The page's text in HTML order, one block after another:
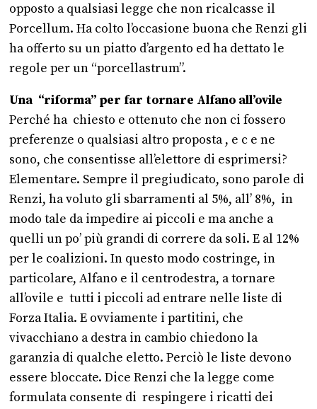
opposto a qualsiasi legge che non ricalcasse il
Porcellum. Ha colto l’occasione buona che Renzi gli
ha offerto su un piatto d’argento ed ha dettato le
regole per un “porcellastrum”.
Una “riforma” per far tornare Alfano all’ovile
Perché ha chiesto e ottenuto che non ci fossero
preferenze o qualsiasi altro proposta , e c e ne
sono, che consentisse all’elettore di esprimersi?
Elementare. Sempre il pregiudicato, sono parole di
Renzi, ha voluto gli sbarramenti al 5%, all’ 8%, in
modo tale da impedire ai piccoli e ma anche a
quelli un po’ più grandi di correre da soli. E al 12%
per le coalizioni. In questo modo costringe, in
particolare, Alfano e il centrodestra, a tornare
all’ovile e tutti i piccoli ad entrare nelle liste di
Forza Italia. E ovviamente i partitini, che
vivacchiano a destra in cambio chiedono la
garanzia di qualche eletto. Perciò le liste devono
essere bloccate. Dice Renzi che la legge come
formulata consente di respingere i ricatti dei